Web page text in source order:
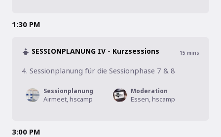
1:30 PM
SESSIONPLANUNG IV - Kurzsessions 15 mins
4. Sessionplanung für die Sessionphase 7 & 8
Sessionplanung
Airmeet, hscamp
Moderation
Essen, hscamp
3:00 PM